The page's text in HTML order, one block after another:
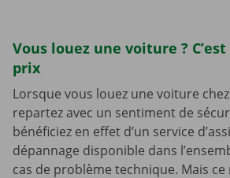
Vous louez une voiture ?
prix
Lorsque vous louez une voiture
repartez avec un sentiment de
bénéficiez en effet d’un service
dépannage disponible dans
cas de problème technique. Mais ce